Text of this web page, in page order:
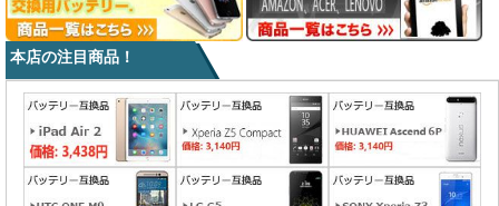
本店の注目商品！